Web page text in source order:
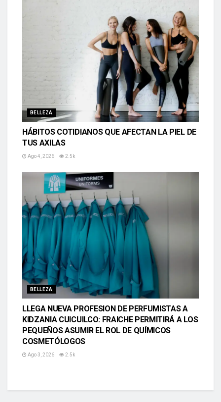
BELLEZA
HÁBITOS COTIDIANOS QUE AFECTAN LA PIEL DE
TUS AXILAS
Ago 4, 2026 2.5k
BELLEZA
LLEGA NUEVA PROFESION DE PERFUMISTAS A
KIDZANIA CUICUILCO: FRAICHE PERMITIRÁ A LOS
PEQUEÑOS ASUMIR EL ROL DE QUÍMICOS
COSMETÓLOGOS
Ago 3, 2026 2.5k